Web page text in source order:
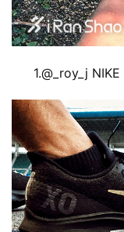
1.@ _roy_j NIKE